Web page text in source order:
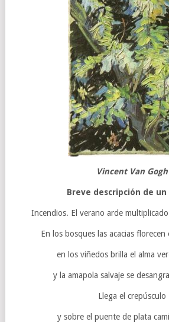
Vincent Van Gogh
Breve descripción de un
Incendios. El verano arde
En los bosques las acacias florecen
en los viñedos brilla el alma
y la amapola salvaje se
Llega el crepúsculo
y sobre el puente de plata